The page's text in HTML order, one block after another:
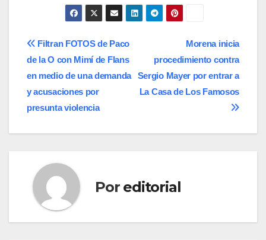
Navegación
de
entradas
Morena inicia
procedimiento contra
Sergio Mayer por entrar a
La Casa de Los Famosos
Filtran FOTOS de Paco
de la O con Mimí de Flans
en medio de una demanda
y acusaciones por
presunta violencia
Por editorial